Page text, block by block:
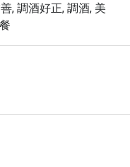
, 調酒好正, 調酒, 美